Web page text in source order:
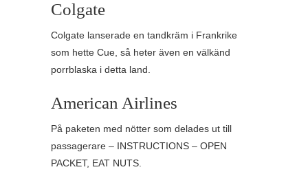
Colgate
Colgate lanserade en tandkräm i Frankrike
som hette Cue, så heter även en välkänd
porrblaska i detta land.
American Airlines
På paketen med nötter som delades ut till
passagerare – INSTRUCTIONS – OPEN
PACKET, EAT NUTS.